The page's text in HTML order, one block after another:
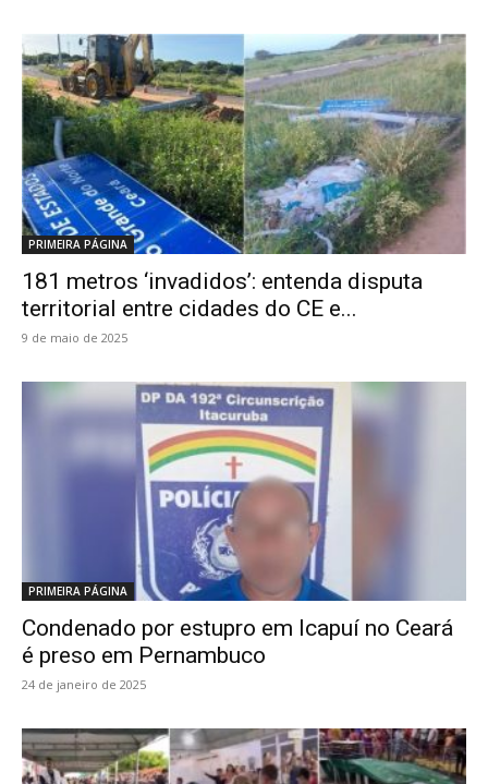
PRIMEIRA PÁGINA
181 metros ‘invadidos’: entenda disputa
territorial entre cidades do CE e...
9 de maio de 2025
PRIMEIRA PÁGINA
Condenado por estupro em Icapuí no Ceará
é preso em Pernambuco
24 de janeiro de 2025